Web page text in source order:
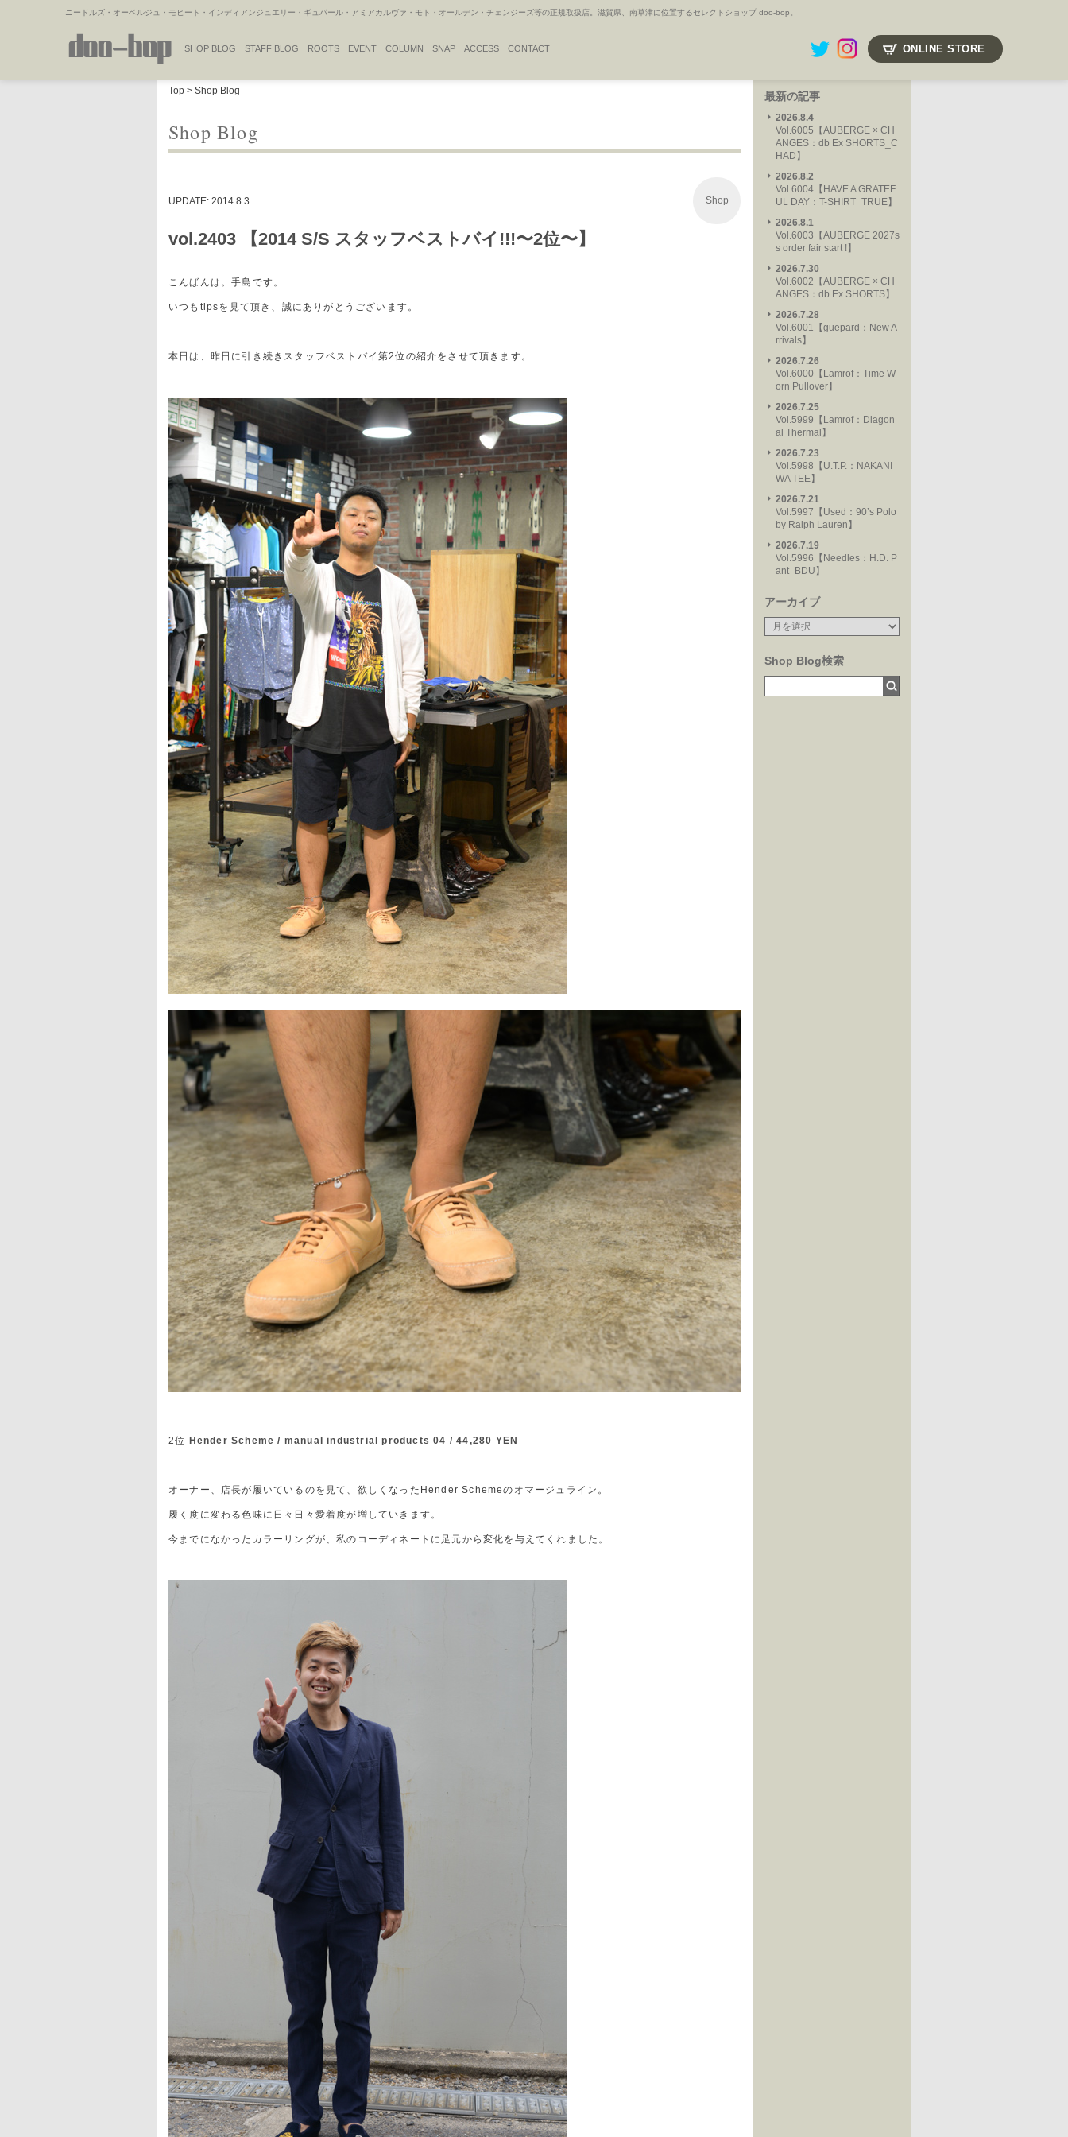
ニードルズ・オーベルジュ・モヒート・インディアンジュエリー・ギュパール・アミアカルヴァ・モト・オールデン・チェンジーズ等の正規取扱店。滋賀県、南草津に位置するセレクトショップ doo-bop。
SHOP BLOG STAFF BLOG ROOTS EVENT COLUMN SNAP ACCESS CONTACT ONLINE STORE
Top > Shop Blog
Shop Blog
UPDATE: 2014.8.3 Shop
vol.2403 【2014 S/S スタッフベストバイ!!!〜2位〜】
こんばんは。手島です。
いつもtipsを見て頂き、誠にありがとうございます。
本日は、昨日に引き続きスタッフベストバイ第2位の紹介をさせて頂きます。
2位 Hender Scheme / manual industrial products 04 / 44,280 YEN
オーナー、店長が履いているのを見て、欲しくなったHender Schemeのオマージュライン。
履く度に変わる色味に日々日々愛着度が増していきます。
今までになかったカラーリングが、私のコーディネートに足元から変化を与えてくれました。
最新の記事
2026.8.4
Vol.6005【AUBERGE × CH
ANGES：db Ex SHORTS_C
HAD】
2026.8.2
Vol.6004【HAVE A GRATEF
UL DAY：T-SHIRT_TRUE】
2026.8.1
Vol.6003【AUBERGE 2027s
s order fair start !】
2026.7.30
Vol.6002【AUBERGE × CH
ANGES：db Ex SHORTS】
2026.7.28
Vol.6001【guepard：New A
rrivals】
2026.7.26
Vol.6000【Lamrof：Time W
orn Pullover】
2026.7.25
Vol.5999【Lamrof：Diagon
al Thermal】
2026.7.23
Vol.5998【U.T.P.：NAKANI
WA TEE】
2026.7.21
Vol.5997【Used：90’s Polo
by Ralph Lauren】
2026.7.19
Vol.5996【Needles：H.D. P
ant_BDU】
アーカイブ
Shop Blog検索